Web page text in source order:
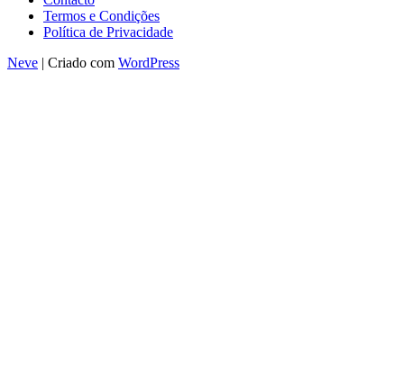
Termos e Condições
Política de Privacidade
Neve | Criado com WordPress